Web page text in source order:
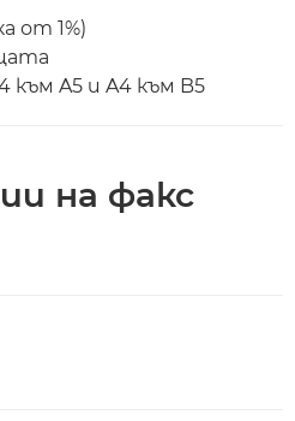
от 1%)
към A5 и A4 към B5
на факс